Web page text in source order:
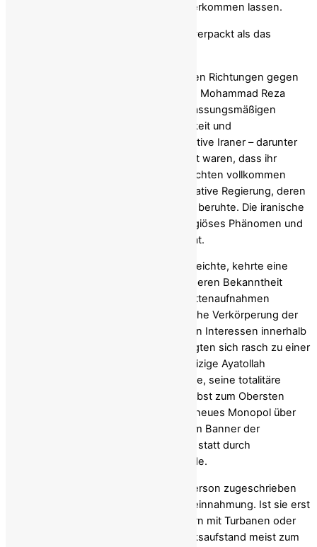
einer einseitigen Selbstinszenierung verkommen lassen.
Die alte Falle: Eine breite Revolte, neu verpackt als das
1979 erhoben sich Iraner aller politischen Richtungen gegen
Schah Mohammad Reza
Pahlavis . Sie strebten nach einer verfassungsmäßigen
Regierungsführung, sozialer Gerechtigkeit und
Glaubensfreiheit. Gebildete und produktive Iraner – darunter
viele Männer und Frauen, die überzeugt waren, dass ihr
muslimischer Glaube mit politischen Rechten vollkommen
vereinbar sei – erwarteten eine partizipative Regierung, deren
Legitimität auf freien und fairen Wahlen beruhte. Die iranische
Revolution war ein politisches, kein religiöses Phänomen und
begründete kein theokratisches Mandat.
Als der Aufstand seinen Höhepunkt erreichte, kehrte eine
lange im Exil lebende Persönlichkeit – deren Bekanntheit
durch die weite Verbreitung von Kassettenaufnahmen
gesteigert worden war – als vermeintliche Verkörperung der
Revolution zurück. Die unterschiedlichen Interessen innerhalb
der antimonarchischen Koalition verengten sich rasch zu einer
einzigen Autoritätsquelle, als der ehrgeizige Ayatollah
Khomeini die Politiker unter Druck setzte, seine totalitäre
Verfassung zu akzeptieren und sich selbst zum Obersten
Führer zu ernennen. Die Folge war ein neues Monopol über
Politik, Recht und Gewalt, das unter dem Banner der
Islamischen Republik Iran durch Zwang statt durch
Zustimmung des Volkes gesichert wurde.
Wenn die Legitimität einer einzelnen Person zugeschrieben
wird, ist eine Revolution anfällig für Vereinnahmung. Ist sie erst
einmal vereinnahmt, sei es von Klerikern mit Turbanen oder
Höflingen um eine Krone, führt der Volksaufstand meist zum